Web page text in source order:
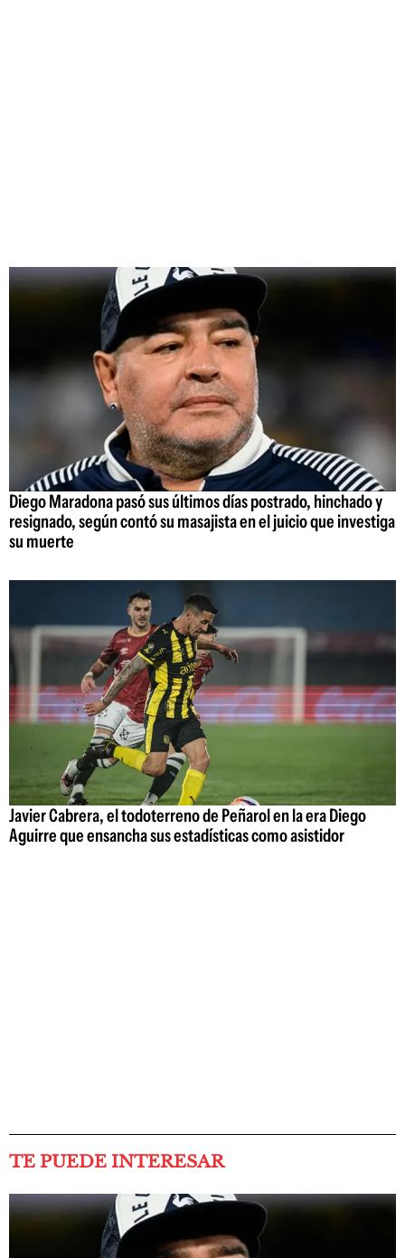
Diego Maradona pasó sus últimos días postrado, hinchado y
resignado, según contó su masajista en el juicio que investiga
su muerte
Javier Cabrera, el todoterreno de Peñarol en la era Diego
Aguirre que ensancha sus estadísticas como asistidor
TE PUEDE INTERESAR